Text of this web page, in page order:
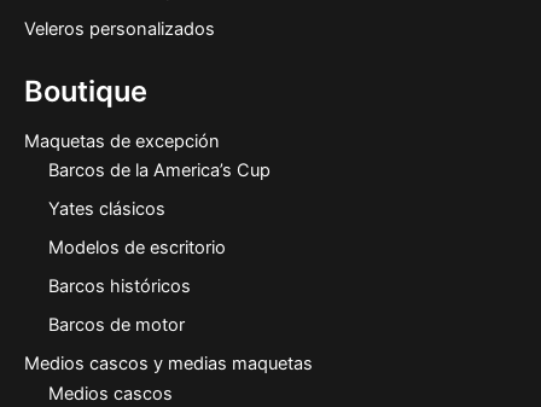
Veleros personalizados
Boutique
Maquetas de excepción
Barcos de la America’s Cup
Yates clásicos
Modelos de escritorio
Barcos históricos
Barcos de motor
Medios cascos y medias maquetas
Medios cascos